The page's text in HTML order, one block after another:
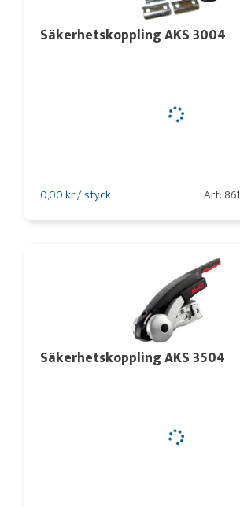
Säkerhetskoppling AKS 3004
0,00 kr / styck Art: 861
Säkerhetskoppling AKS 3504